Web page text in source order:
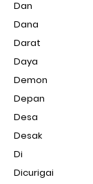
Dan
Dana
Darat
Daya
Demon
Depan
Desa
Desak
Di
Dicurigai